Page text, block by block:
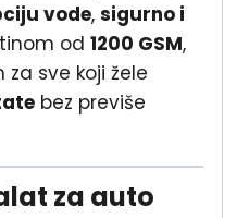
vode, sigurno i
od 1200 GSM,
sve koji žele
bez previše
za auto